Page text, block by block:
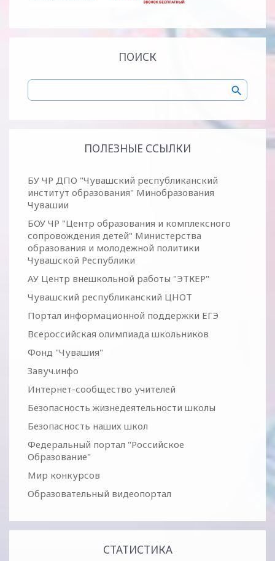
ПОИСК
ПОЛЕЗНЫЕ ССЫЛКИ
БУ ЧР ДПО "Чувашский республиканский
институт образования" Минобразования
Чувашии
БОУ ЧР "Центр образования и комплексного
сопровождения детей" Министерства
образования и молодежной политики
Чувашской Республики
АУ Центр внешкольной работы "ЭТКЕР"
Чувашский республиканский ЦНОТ
Портал информационной поддержки ЕГЭ
Всероссийская олимпиада школьников
Фонд "Чувашия"
Завуч.инфо
Интернет-сообщество учителей
Безопасность жизнедеятельности школы
Безопасность наших школ
Федеральный портал "Российское
Образование"
Мир конкурсов
Образовательный видеопортал
СТАТИСТИКА